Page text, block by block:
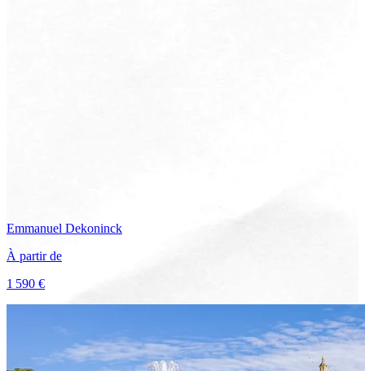
Emmanuel Dekoninck
À partir de
1 590 €